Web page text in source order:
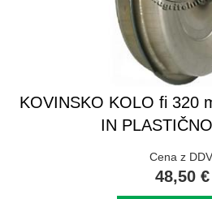
KOVINSKO KOLO fi 320
IN
Cena z
48,50 €